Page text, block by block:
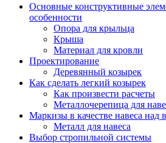
Основные конструктивные
особенности
Опора для крыльца
Крыша
Материал для кровли
Проектирование
Деревянный козырек
Как сделать легкий козырек
Как произвести расчеты
Металлочерепица для
Маркизы в качестве навеса над
Металл для навеса
Выбор стропильной системы